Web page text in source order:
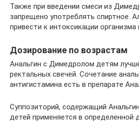
Также при введении смеси из
запрещено употреблять спиртное.
привести к интоксикации организма
Дозирование по возрастам
Анальгин с Димедролом детям
ректальных свечей. Сочетание
антигистамина есть в препарате
Суппозиторий, содержащий
детей применяется в определенной